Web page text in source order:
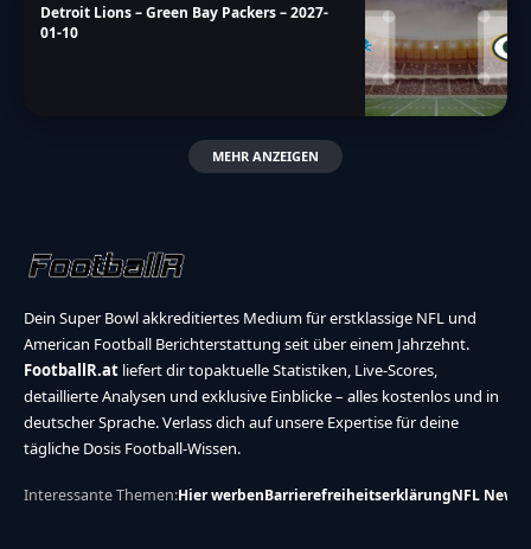
Detroit Lions – Green Bay Packers – 2027-
01-10
MEHR ANZEIGEN
Dein Super Bowl akkreditiertes Medium für erstklassige NFL und
American Football Berichterstattung seit über einem Jahrzehnt.
FootballR.at liefert dir topaktuelle Statistiken, Live-Scores,
detaillierte Analysen und exklusive Einblicke – alles kostenlos und in
deutscher Sprache. Verlass dich auf unsere Expertise für deine
tägliche Dosis Football-Wissen.
Interessante Themen:Hier werbenBarrierefreiheitserklärungNFL News